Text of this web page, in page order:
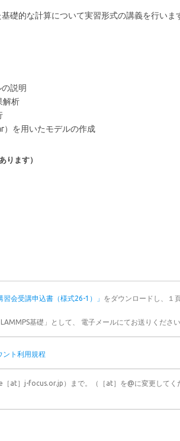
礎的な計算について実習形式の講義を行いま
説明
解析
）を用いたモデルの作成
ります）
習会受講申込書（様式26-1）」 をダウンロードし、１
基礎」として、 電子メールにてお送りください
ント利用規程
at］j-focus.or.jp）まで。（［at］を@に変更してく